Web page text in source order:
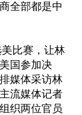
全部都是中
比赛，让林
国参加决
媒体采访林
流媒体记者
织两位官员